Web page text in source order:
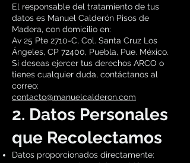
El responsable del tratamiento de tus
datos es Manuel Calderón Pisos de
Madera, con domicilio en:
Av 25 Pte 2710-C, Col. Santa Cruz Los
Ángeles, CP 72400, Puebla, Pue. México.
Si deseas ejercer tus derechos ARCO o
tienes cualquier duda, contáctanos al
correo:
contacto@manuelcalderon.com
2. Datos Personales
que Recolectamos
Datos proporcionados directamente: